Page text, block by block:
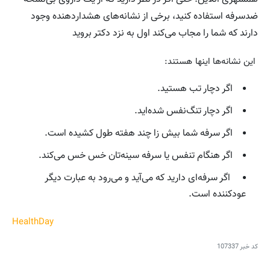
ضدسرفه استفاده کنید، برخی از نشانه‌های هشداردهنده وجود
دارند که شما را مجاب می‌کند اول به نزد دکتر بروید
این نشانه‌ها اینها هستند:
اگر دچار تب هستید.
اگر دچار تنگ‌نفس شده‌اید.
اگر سرفه شما بیش زا چند هفته طول کشیده است.
اگر هنگام تنفس یا سرفه سینه‌تان خس خس می‌کند.
اگر سرفه‌ای دارید که می‌آید و می‌رود به عبارت دیگر
عودکننده است.
HealthDay
کد خبر107337